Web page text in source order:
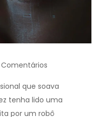
que soava
tenha lido uma
por um robô